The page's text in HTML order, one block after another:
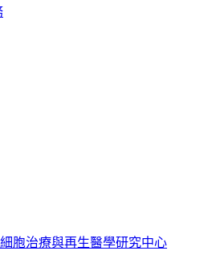
胞治療與再生醫學研究中心